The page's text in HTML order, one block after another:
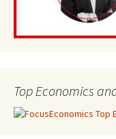
Top Economics